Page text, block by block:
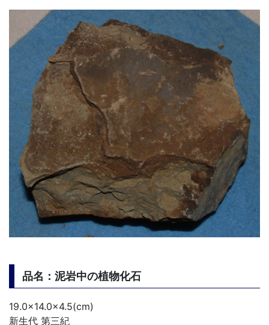
品名：泥岩中の植物化石
19.0×14.0×4.5(cm)
新生代 第三紀